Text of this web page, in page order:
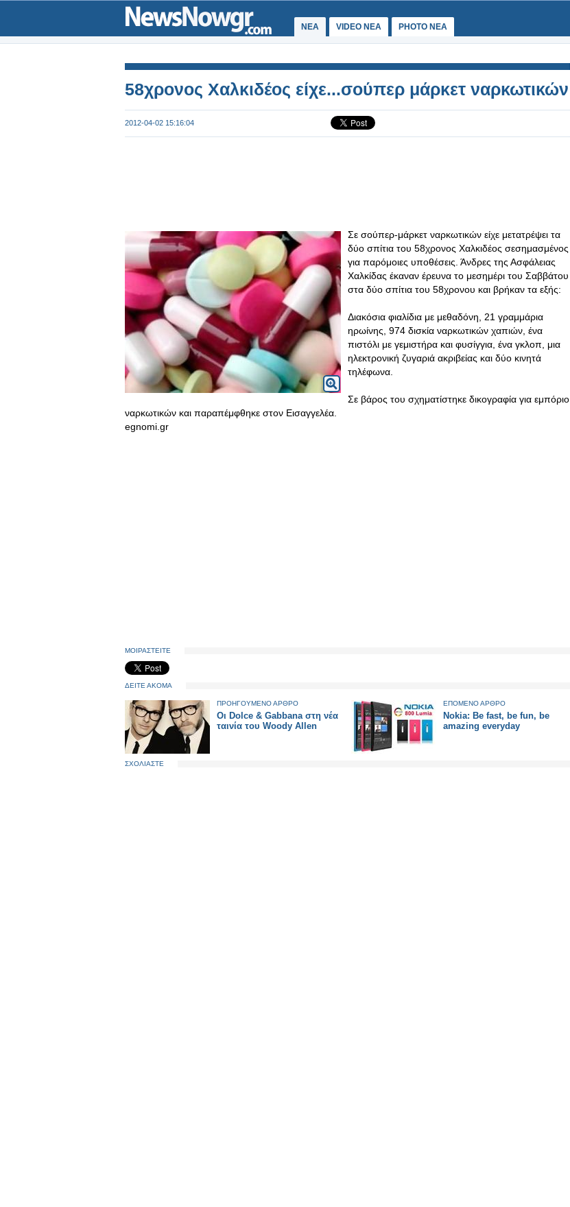
ΝΕΑ VIDEO NEA PHOTO NEA
58χρονος Χαλκιδέος είχε...σούπερ μάρκετ ναρκωτικών
2012-04-02 15:16:04
Σε σούπερ-μάρκετ ναρκωτικών είχε μετατρέψει τα
δύο σπίτια του 58χρονος Χαλκιδέος σεσημασμένος
για παρόμοιες υποθέσεις. Άνδρες της Ασφάλειας
Χαλκίδας έκαναν έρευνα το μεσημέρι του Σαββάτου
στα δύο σπίτια του 58χρονου και βρήκαν τα εξής:
Διακόσια φιαλίδια με μεθαδόνη, 21 γραμμάρια
ηρωίνης, 974 δισκία ναρκωτικών χαπιών, ένα
πιστόλι με γεμιστήρα και φυσίγγια, ένα γκλοπ, μια
ηλεκτρονική ζυγαριά ακριβείας και δύο κινητά
τηλέφωνα.
Σε βάρος του σχηματίστηκε δικογραφία για εμπόριο
ναρκωτικών και παραπέμφθηκε στον Εισαγγελέα.
egnomi.gr
ΜΟΙΡΑΣΤΕΙΤΕ
ΔΕΙΤΕ ΑΚΟΜΑ
ΠΡΟΗΓΟΥΜΕΝΟ ΑΡΘΡΟ
Οι Dolce & Gabbana στη νέα
ταινία του Woody Allen
ΕΠΟΜΕΝΟ ΑΡΘΡΟ
Nokia: Be fast, be fun, be
amazing everyday
ΣΧΟΛΙΑΣΤΕ